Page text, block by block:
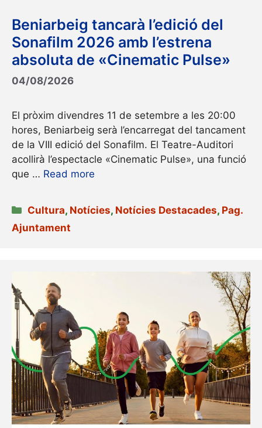
Beniarbeig tancarà l’edició del
Sonafilm 2026 amb l’estrena
absoluta de «Cinematic Pulse»
04/08/2026
El pròxim divendres 11 de setembre a les 20:00
hores, Beniarbeig serà l’encarregat del tancament
de la VIII edició del Sonafilm. El Teatre-Auditori
acollirà l’espectacle «Cinematic Pulse», una funció
que … Read more
Categories
Cultura, Notícies, Notícies Destacades, Pag.
Ajuntament